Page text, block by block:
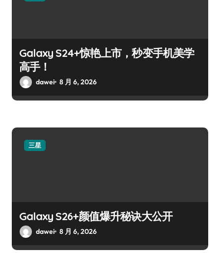
Galaxy S24+惊艳上市，秒变手机美学
高手！
dawei 8 月 6, 2026
三星
Galaxy S26+颜值爆升秘诀大公开
dawei 8 月 6, 2026